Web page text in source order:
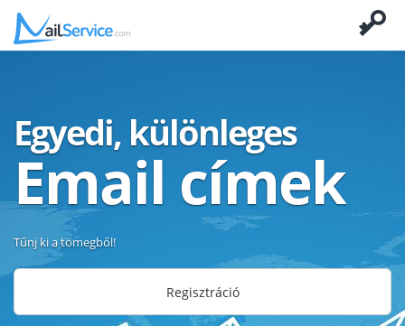
Egyedi, különleges
Email címek
Tűnj ki a tömegből!
Regisztráció